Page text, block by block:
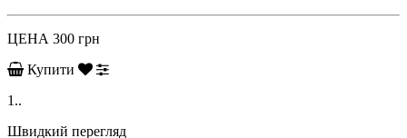
ЦЕНА 300 грн
Купити
1..
Швидкий перегляд